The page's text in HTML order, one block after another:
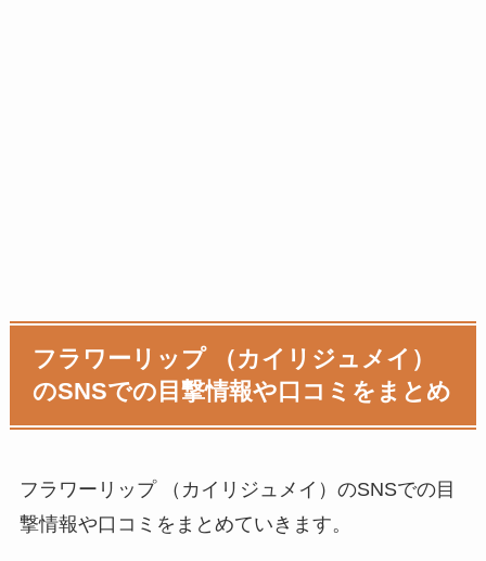
フラワーリップ （カイリジュメイ）
のSNSでの目撃情報や口コミをまとめ
フラワーリップ （カイリジュメイ） のSNSでの目
撃情報や口コミをまとめていきます。